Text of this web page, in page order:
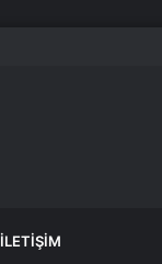
İLETIŞIM